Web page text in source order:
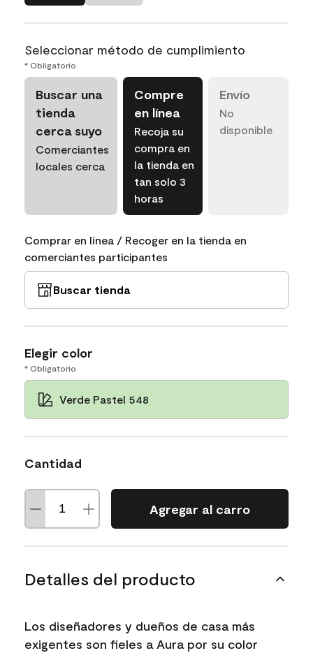
Seleccionar método de cumplimiento
* Obligatorio
Buscar una
tienda
cerca suyo
Comerciantes
locales cerca
Compre
en línea
Recoja su
compra en
la tienda en
tan solo 3
horas
Envío
No
disponible
Comprar en línea / Recoger en la tienda en
comerciantes participantes
Buscar tienda
Elegir color
* Obligatorio
Verde Pastel 548
Cantidad
Agregar al carro
Detalles del producto
Los diseñadores y dueños de casa más
exigentes son fieles a Aura por su color